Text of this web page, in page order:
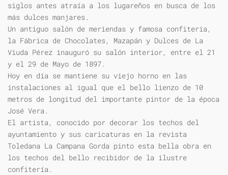
siglos antes atraía a los lugareños en busca de los
más dulces manjares.
Un antiguo salón de meriendas y famosa confitería,
la Fábrica de Chocolates, Mazapán y Dulces de La
Viuda Pérez inauguró su salón interior, entre el 21
y el 29 de Mayo de 1897.
Hoy en día se mantiene su viejo horno en las
instalaciones al igual que el bello lienzo de 10
metros de longitud del importante pintor de la época
José Vera.
El artista, conocido por decorar los techos del
ayuntamiento y sus caricaturas en la revista
Toledana La Campana Gorda pinto esta bella obra en
los techos del bello recibidor de la ilustre
confitería.